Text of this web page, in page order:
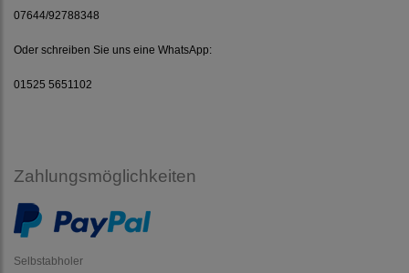
07644/92788348
Oder schreiben Sie uns eine WhatsApp:
01525 5651102
Zahlungsmöglichkeiten
Selbstabholer